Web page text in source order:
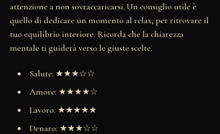
attenzione a non sovraccaricarsi. Un consiglio utile è
quello di dedicare un momento al relax, per ritrovare il
tuo equilibrio interiore. Ricorda che la chiarezza
mentale ti guiderà verso le giuste scelte.
Salute: ★★★☆☆
Amore: ★★★★☆
Lavoro: ★★★★★
Denaro: ★★★☆☆